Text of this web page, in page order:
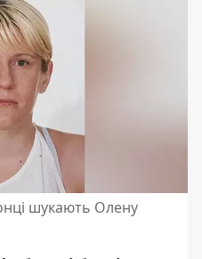
шукають Олену